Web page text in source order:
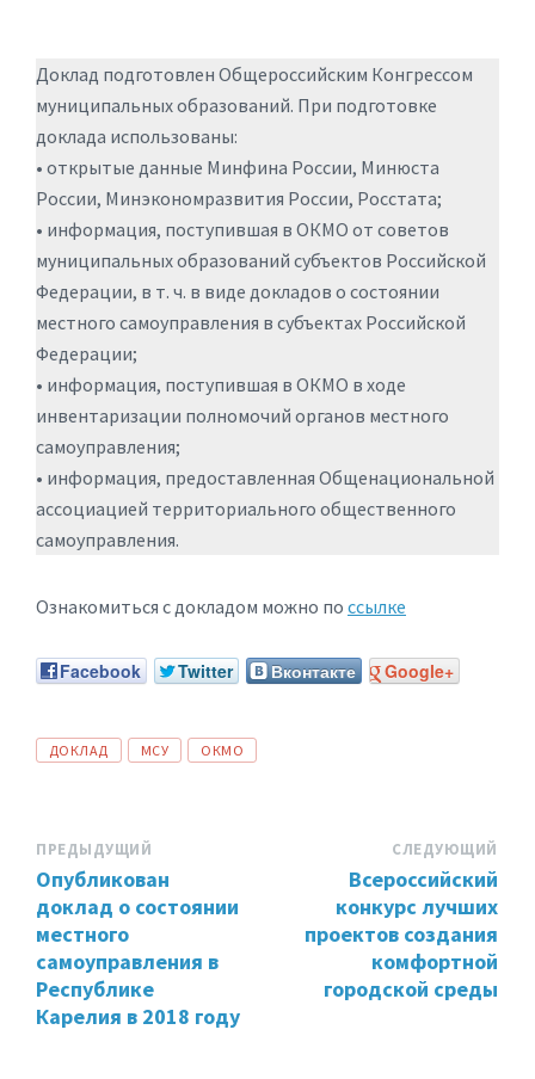
Доклад подготовлен Общероссийским Конгрессом
муниципальных образований. При подготовке
доклада использованы:
• открытые данные Минфина России, Минюста
России, Минэкономразвития России, Росстата;
• информация, поступившая в ОКМО от советов
муниципальных образований субъектов Российской
Федерации, в т. ч. в виде докладов о состоянии
местного самоуправления в субъектах Российской
Федерации;
• информация, поступившая в ОКМО в ходе
инвентаризации полномочий органов местного
самоуправления;
• информация, предоставленная Общенациональной
ассоциацией территориального общественного
самоуправления.
Ознакомиться с докладом можно по ссылке
Facebook Twitter Вконтакте Google+
ТЕГИ:
ДОКЛАД МСУ ОКМО
ПРЕДЫДУЩИЙ
Опубликован
доклад о состоянии
местного
самоуправления в
Республике
Карелия в 2018 году
СЛЕДУЮЩИЙ
Всероссийский
конкурс лучших
проектов создания
комфортной
городской среды